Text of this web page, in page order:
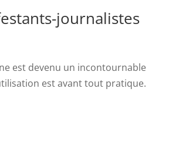
journalistes
est devenu un incontournable
est avant tout pratique.